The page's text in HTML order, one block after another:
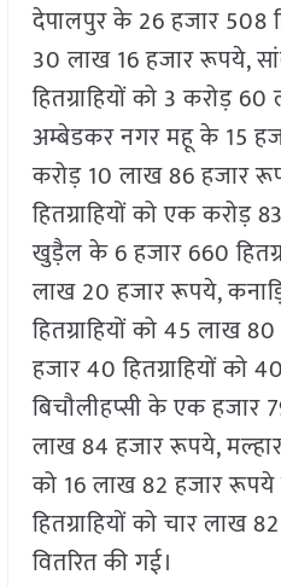
देपालपुर के 26 हजार 508
30 लाख 16 हजार रूपये,
हितग्राहियों को 3 करोड़
अम्बेडकर नगर महू के 15
करोड़ 10 लाख 86 हजार
हितग्राहियों को एक
खुड़ैल के 6 हजार 660
लाख 20 हजार रूपये,
हितग्राहियों को 45 लाख
हजार 40 हितग्राहियों
बिचौलीहप्सी के एक हजार
लाख 84 हजार रूपये,
को 16 लाख 82 हजार रूपये
हितग्राहियों को चार लाख
वितरित की गई।